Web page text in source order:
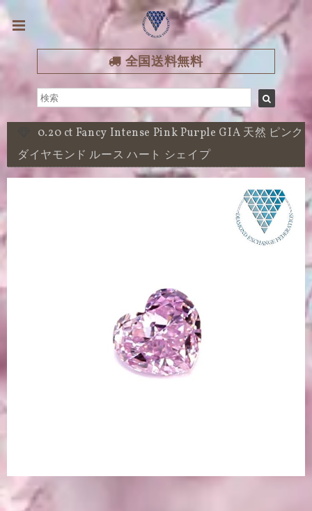
全国送料無料
0.20 ct Fancy Intense Pink Purple GIA 天然 ピンク
ダイヤモンド ルース ハート シェイプ